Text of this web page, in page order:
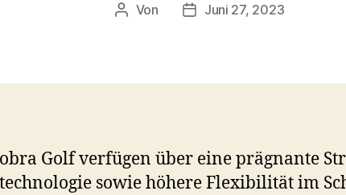
Beitragsautor
Von Veröffentlichungsdatum
Juni 27, 2023
Golf verfügen über eine prägnante
sowie höhere Flexibilität im